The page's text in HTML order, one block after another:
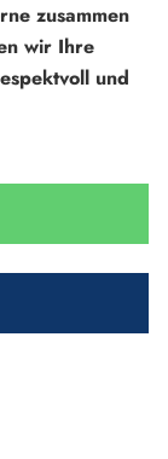
zusammen
wir Ihre
und